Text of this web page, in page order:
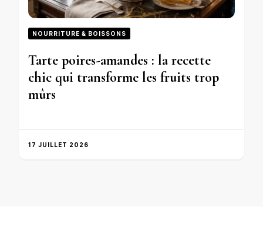
NOURRITURE & BOISSONS
Tarte poires-amandes : la recette
chic qui transforme les fruits trop
mûrs
17 JUILLET 2026